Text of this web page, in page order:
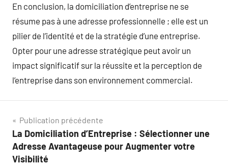
En conclusion, la domiciliation d’entreprise ne se
résume pas à une adresse professionnelle ; elle est un
pilier de l’identité et de la stratégie d’une entreprise.
Opter pour une adresse stratégique peut avoir un
impact significatif sur la réussite et la perception de
l’entreprise dans son environnement commercial.
Navigation
de
l’article
Publication précédente
La Domiciliation d’Entreprise : Sélectionner une
Adresse Avantageuse pour Augmenter votre
Visibilité